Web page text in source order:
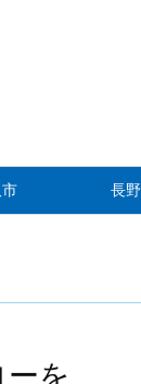
長
を